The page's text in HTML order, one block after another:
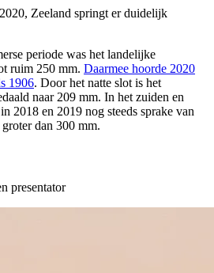
Zeeland springt er duidelijk
periode was het landelijke
ruim 250 mm. Daarmee hoorde 2020
1906. Door het natte slot is het
naar 209 mm. In het zuiden en
2018 en 2019 nog steeds sprake van
dan 300 mm.
presentator